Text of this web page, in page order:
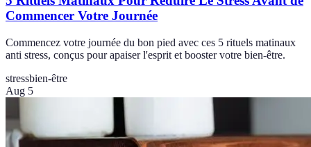
Commencer Votre Journée
Commencez votre journée du bon pied avec ces 5 rituels matinaux
anti stress, conçus pour apaiser l'esprit et booster votre bien-être.
stressbien-être
Aug 5